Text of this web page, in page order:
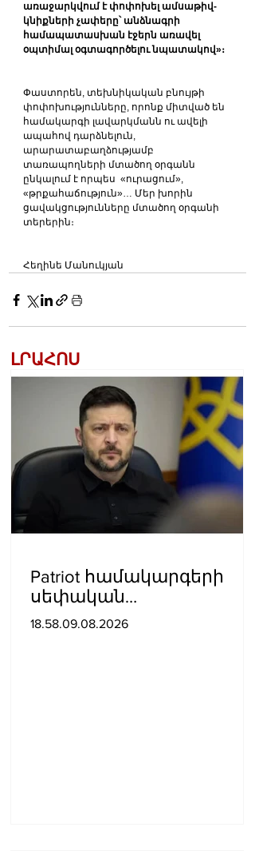
առաջարկվում է փոփոխել ամսաթիվ-
կնիքների չափերը՝ անձնագրի
համապատասխան էջերն առավել
օպտիմալ օգտագործելու նպատակով»։
Փաստորեն, տեխնիկական բնույթի
փոփոխությունները, որոնք միտված են
համակարգի լավարկմանն ու ավելի
ապահով դարձնելուն,
արարատաբաղձությամբ
տառապողների մտածող օրգանն
ընկալում է որպես  «ուրացում»,
«թրքահաճություն»… Մեր խորին
ցավակցությունները մտածող օրգանի
տերերին։
Հեղինե Մանուկյան
ԼՐԱՀՈՍ
Patriot համակարգերի
սեփական
արտադրությունը
18.58.09.08.2026